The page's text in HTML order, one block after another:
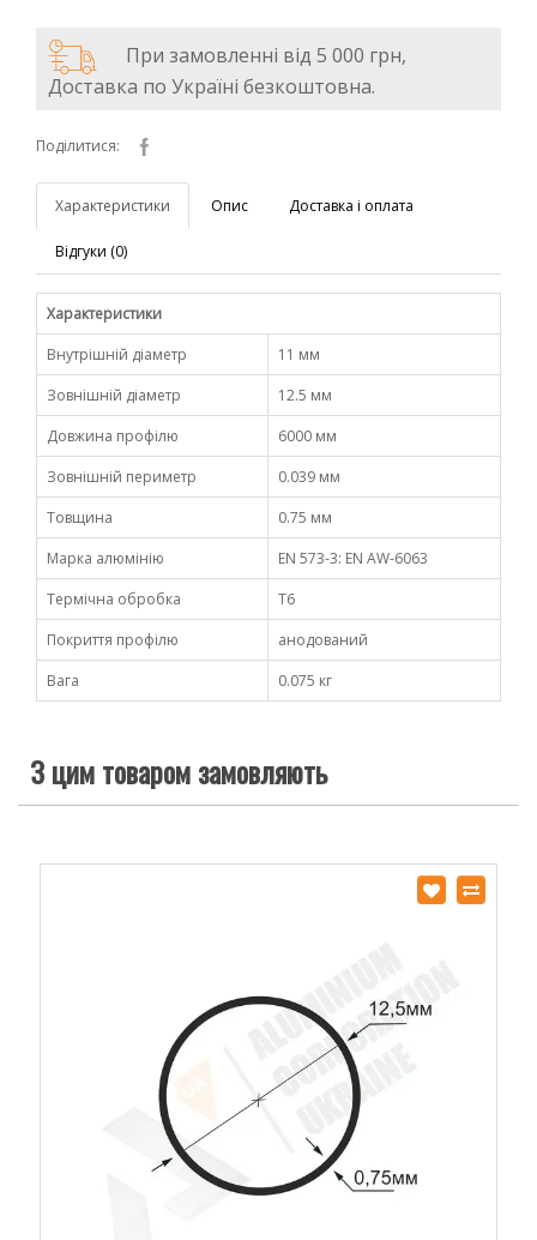
При замовленні від 5 000 грн,
Доставка по Україні безкоштовна.
Поділитися:
Характеристики Опис Доставка і оплата
Відгуки (0)
Характеристики
Внутрішній діаметр
11 мм
Зовнішній діаметр
12.5 мм
Довжина профілю
6000 мм
Зовнішній периметр
0.039 мм
Товщина
0.75 мм
Марка алюмінію
EN 573-3: EN AW-6063
Термічна обробка
Т6
Покриття профілю
анодований
Вага
0.075 кг
З цим товаром замовляють